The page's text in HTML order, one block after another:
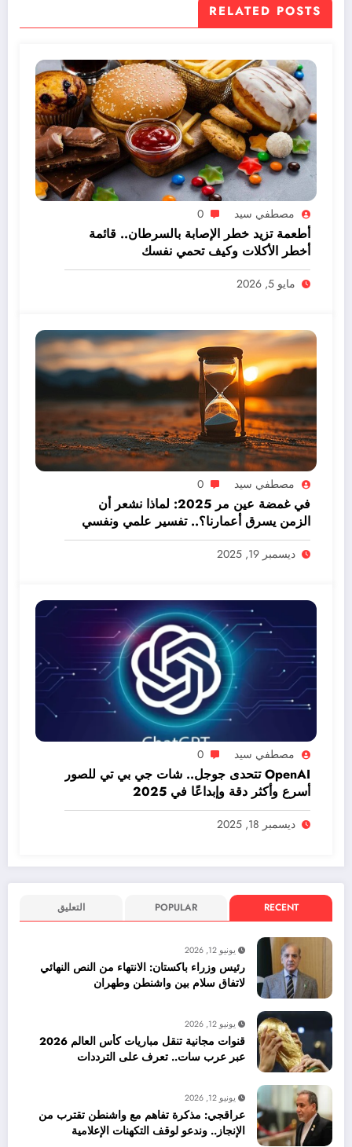
RELATED POSTS
مصطفي سيد 0
أطعمة تزيد خطر الإصابة بالسرطان.. قائمة
أخطر الأكلات وكيف تحمي نفسك
مايو 5, 2026
مصطفي سيد 0
في غمضة عين مر 2025: لماذا نشعر أن
الزمن يسرق أعمارنا؟.. تفسير علمي ونفسي
ديسمبر 19, 2025
مصطفي سيد 0
OpenAI تتحدى جوجل.. شات جي بي تي للصور
أسرع وأكثر دقة وإبداعًا في 2025
ديسمبر 18, 2025
RECENT
POPULAR التعليق
يونيو 12, 2026
رئيس وزراء باكستان: الانتهاء من النص النهائي
لاتفاق سلام بين واشنطن وطهران
يونيو 12, 2026
قنوات مجانية تنقل مباريات كأس العالم 2026
عبر عرب سات.. تعرف على الترددات
يونيو 12, 2026
عراقجي: مذكرة تفاهم مع واشنطن تقترب من
الإنجاز.. وندعو لوقف التكهنات الإعلامية